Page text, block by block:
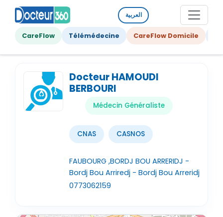
العربية
CareFlow Télémédecine CareFlow Domicile
Docteur HAMOUDI
BERBOURI
Médecin Généraliste
CNAS CASNOS
FAUBOURG ,BORDJ BOU ARRERIDJ -
Bordj Bou Arriredj - Bordj Bou Arreridj
0773062159